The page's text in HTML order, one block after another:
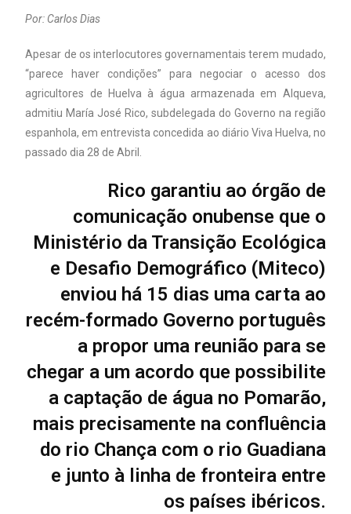
Por: Carlos Dias
Apesar de os interlocutores governamentais terem mudado,
“parece haver condições” para negociar o acesso dos
agricultores de Huelva à água armazenada em Alqueva,
admitiu María José Rico, subdelegada do Governo na região
espanhola, em entrevista concedida ao diário Viva Huelva, no
passado dia 28 de Abril.
Rico garantiu ao órgão de
comunicação onubense que o
Ministério da Transição Ecológica
e Desafio Demográfico (Miteco)
enviou há 15 dias uma carta ao
recém-formado Governo português
a propor uma reunião para se
chegar a um acordo que possibilite
a captação de água no Pomarão,
mais precisamente na confluência
do rio Chança com o rio Guadiana
e junto à linha de fronteira entre
os países ibéricos.